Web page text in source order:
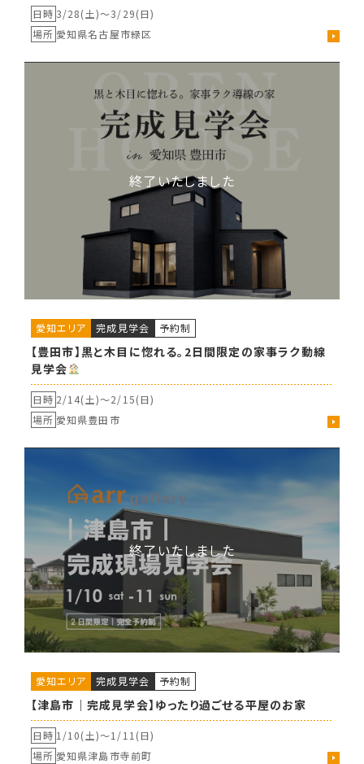
日時 3/28(土)〜3/29(日)
場所 愛知県名古屋市緑区
愛知エリア 完成見学会 予約制
【豊田市】黒と木目に惚れる。2日間限定の家事ラク動線
見学会
日時 2/14(土)〜2/15(日)
場所 愛知県豊田市
愛知エリア 完成見学会 予約制
【津島市｜完成見学会】ゆったり過ごせる平屋のお家
日時 1/10(土)〜1/11(日)
場所 愛知県津島市寺前町